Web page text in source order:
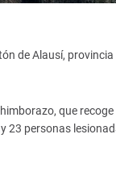
de Alausí, provincia
que
23 personas